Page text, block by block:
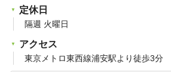
定休日
隔週 火曜日
アクセス
東京メトロ東西線浦安駅より徒歩3分